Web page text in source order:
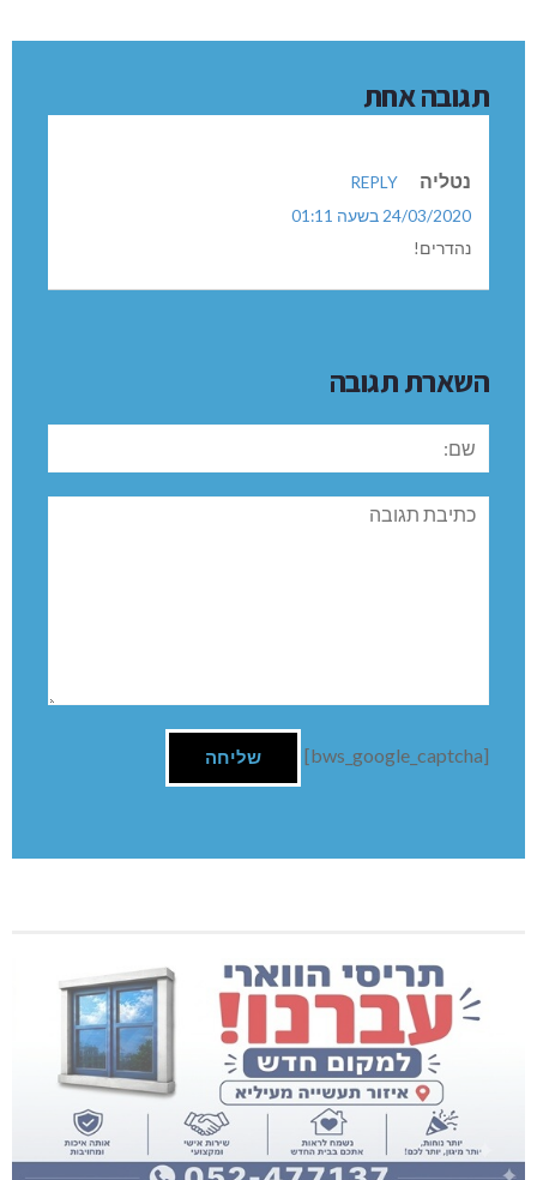
תגובה אחת
נטליה
REPLY
24/03/2020 בשעה 01:11
נהדרים!
השארת תגובה
שם:
תגובה
[bws_google_captcha]